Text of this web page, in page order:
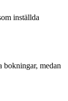
inställda
bokningar, medan